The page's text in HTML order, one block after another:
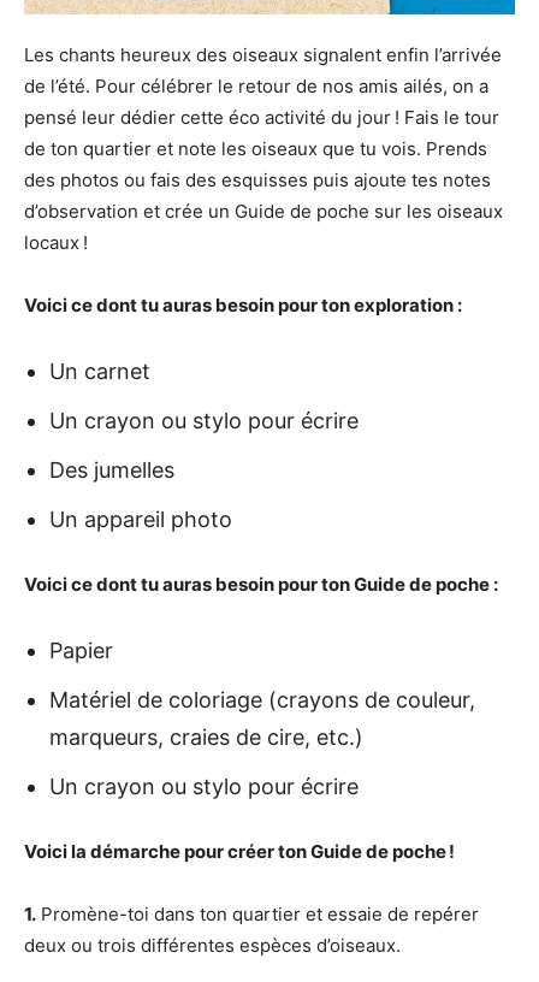
Les chants heureux des oiseaux signalent enfin l’arrivée
de l’été. Pour célébrer le retour de nos amis ailés, on a
pensé leur dédier cette éco activité du jour ! Fais le tour
de ton quartier et note les oiseaux que tu vois. Prends
des photos ou fais des esquisses puis ajoute tes notes
d’observation et crée un Guide de poche sur les oiseaux
locaux !
Voici ce dont tu auras besoin pour ton exploration :
Un carnet
Un crayon ou stylo pour écrire
Des jumelles
Un appareil photo
Voici ce dont tu auras besoin pour ton Guide de poche :
Papier
Matériel de coloriage (crayons de couleur,
marqueurs, craies de cire, etc.)
Un crayon ou stylo pour écrire
Voici la démarche pour créer ton Guide de poche !
1. Promène-toi dans ton quartier et essaie de repérer
deux ou trois différentes espèces d’oiseaux.